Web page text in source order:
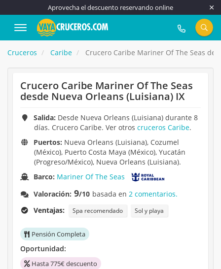
Aprovecha el descuento reservando online
917 815 555
Cruceros Caribe Crucero Caribe Mariner Of The Seas
Crucero Caribe Mariner Of The Seas
desde Nueva Orleans (Luisiana) IX
Salida: Desde Nueva Orleans (Luisiana) durante 8
días. Crucero Caribe. Ver otros cruceros Caribe.
Puertos: Nueva Orleans (Luisiana), Cozumel
(México), Puerto Costa Maya (México), Yucatán
(Progreso/México), Nueva Orleans (Luisiana).
Barco: Mariner Of The Seas
Valoración: 9/10 basada en2 comentarios.
Ventajas:
Spa recomendado Sol y playa
Pensión Completa
Oportunidad:
Hasta 775€ descuento